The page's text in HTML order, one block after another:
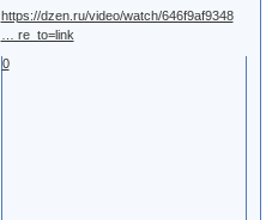
https://dzen.ru/video/watch/646f9af9348
… re_to=link
0